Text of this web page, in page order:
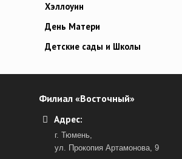
Хэллоуин
День Матери
Детские сады и Школы
Филиал «Восточный»
Адрес:
г. Тюмень,
ул. Прокопия Артамонова, 9